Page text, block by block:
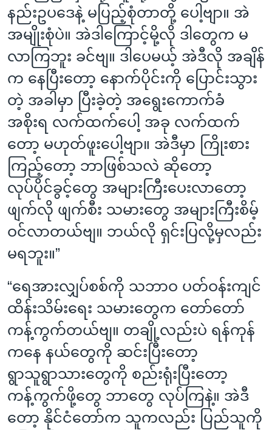
နည်းဥပဒေနဲ့ မပြည့်စုံတာတို့ ပေါ့ဗျာ။ အဲ
အမျိုးစုံပဲ။ အဲဒါကြောင့်မို့လို ဒါတွေက မ
လာကြဘူး ခင်ဗျ။ ဒါပေမယ့် အဲဒီလို အချိန်
က နေပြီးတော့ နောက်ပိုင်းကို ပြောင်းသွား
တဲ့ အခါမှာ ပြီးခဲ့တဲ့ အရွေးကောက်ခံ
အစိုးရ လက်ထက်ပေါ့ အခု လက်ထက်
တော့ မဟုတ်ဖူးပေါ့ဗျာ။ အဲဒီမှာ ကြိုးစား
ကြည့်တော့ ဘာဖြစ်သလဲ ဆိုတော့
လုပ်ပိုင်ခွင့်တွေ အများကြီးပေးလာတော့
ဖျက်လို ဖျက်စီး သမားတွေ အများကြီးစိမ့်
ဝင်လာတယ်ဗျ။ ဘယ်လို ရှင်းပြလို့မှလည်း
မရဘူး။”
“ရေအားလျှပ်စစ်ကို သဘာဝ ပတ်ဝန်းကျင်
ထိန်းသိမ်းရေး သမားတွေက တော်တော်
ကန့်ကွက်တယ်ဗျ။ တချို့လည်းပဲ ရန်ကုန်
ကနေ နယ်တွေကို ဆင်းပြီးတော့
ရွာသူရွာသားတွေကို စည်းရုံးပြီးတော့
ကန့်ကွက်ဖို့တွေ ဘာတွေ လုပ်ကြနဲ့။ အဲဒီ
တော့ နိုင်ငံတော်က သူကလည်း ပြည်သူကို